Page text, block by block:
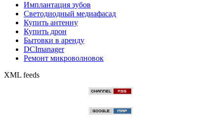
Имплантация зубов
Светодиодный медиафасад
Купить антенну
Купить дрон
Бытовки в аренду
DCImanager
Ремонт микроволновок
XML feeds